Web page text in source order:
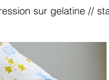
sur gelatine //